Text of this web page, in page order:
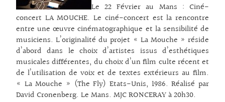
Le 22 Février au Mans : Ciné-
concert LA MOUCHE. Le ciné-concert est la rencontre
entre une œuvre cinématographique et la sensibilité de
musiciens. L’originalité du projet « La Mouche » réside
d’abord dans le choix d’artistes issus d’esthétiques
musicales différentes, du choix d’un film culte récent et
de l’utilisation de voix et de textes extérieurs au film.
« La Mouche » (The Fly) Etats-Unis, 1986. Réalisé par
David Cronenberg. Le Mans. MJC RONCERAY à 20h30.